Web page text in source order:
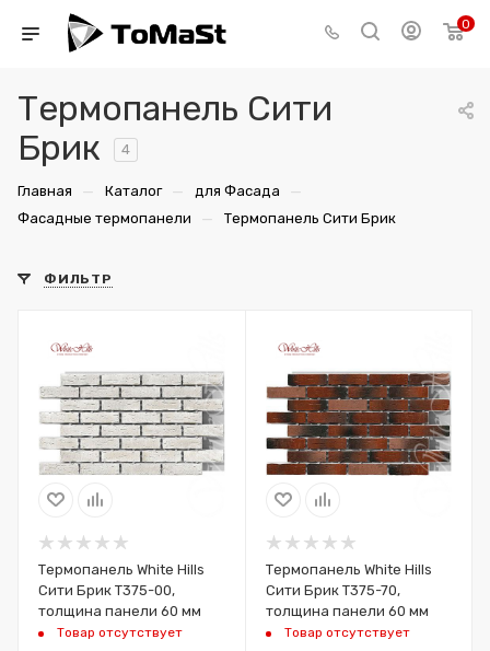
0
Термопанель Сити
Брик
4
Главная — Каталог — для Фасада —
Фасадные термопанели — Термопанель Сити Брик
ФИЛЬТР
Термопанель White Hills
Сити Брик Т375-00,
толщина панели 60 мм
Товар отсутствует
Термопанель White Hills
Сити Брик Т375-70,
толщина панели 60 мм
Товар отсутствует